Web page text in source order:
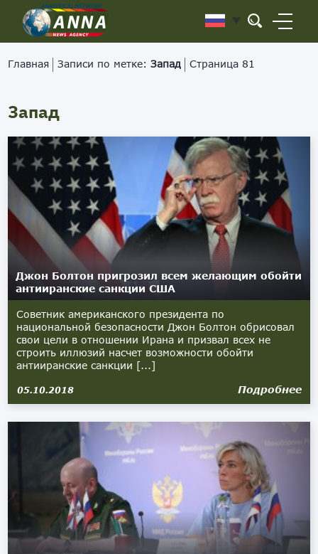
Главная Записи по метке:Запад Страница 81
Запад
Джон Болтон пригрозил всем желающим обойти
антииранские санкции США
Советник американского президента по
национальной безопасности Джон Болтон обрисовал
свои цели в отношении Ирана и призвал всех не
строить иллюзий насчет возможности обойти
антииранские санкции [...]
05.10.2018 Подробнее